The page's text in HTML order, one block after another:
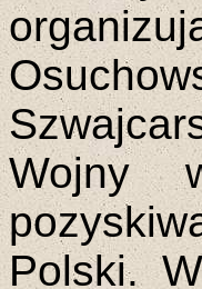
Wojny
Polski.